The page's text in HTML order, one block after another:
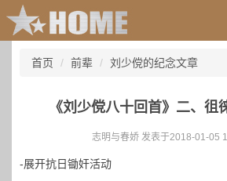
首页 前辈 刘少傥的纪念文章
《刘少傥八十回首》二、徂
志明与春娇 发表于2018-01-05
-展开抗日锄奸活动